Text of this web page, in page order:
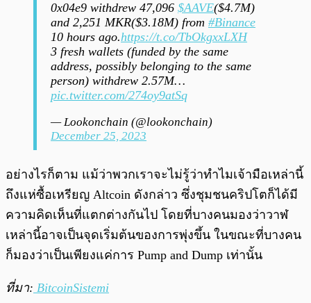
0x04e9 withdrew 47,096 $AAVE($4.7M)
and 2,251 MKR($3.18M) from #Binance
10 hours ago.https://t.co/TbOkgxxLXH
3 fresh wallets (funded by the same
address, possibly belonging to the same
person) withdrew 2.57M…
pic.twitter.com/274oy9atSq
— Lookonchain (@lookonchain)
December 25, 2023
อย่างไรก็ตาม แม้ว่าพวกเราจะไม่รู้ว่าทำไมเจ้ามือเหล่านี้
ถึงแห่ซื้อเหรียญ Altcoin ดังกล่าว ซึ่งชุมชนคริปโตก็ได้มี
ความคิดเห็นที่แตกต่างกันไป โดยที่บางคนมองว่าวาฬ
เหล่านี้อาจเป็นจุดเริ่มต้นของการพุ่งขึ้น ในขณะที่บางคน
ก็มองว่าเป็นเพียงแค่การ Pump and Dump เท่านั้น
ที่มา: BitcoinSistemi